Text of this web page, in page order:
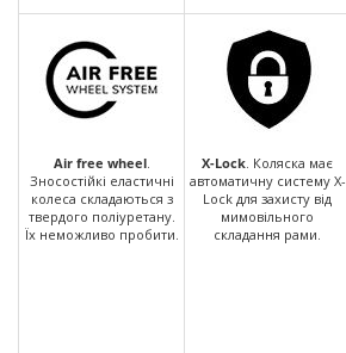
Air free wheel.
Зносостійкі еластичні
колеса складаються з
твердого поліуретану.
Їх неможливо пробити.
X-Lock. Коляска має
автоматичну систему X-
Lock для захисту від
мимовільного
складання рами.